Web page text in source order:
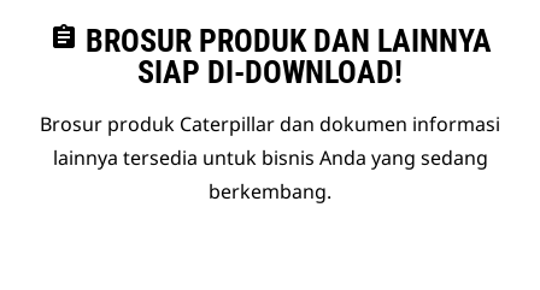
assignment BROSUR PRODUK DAN LAINNYA
SIAP DI-DOWNLOAD!
Brosur produk Caterpillar dan dokumen informasi
lainnya tersedia untuk bisnis Anda yang sedang
berkembang.